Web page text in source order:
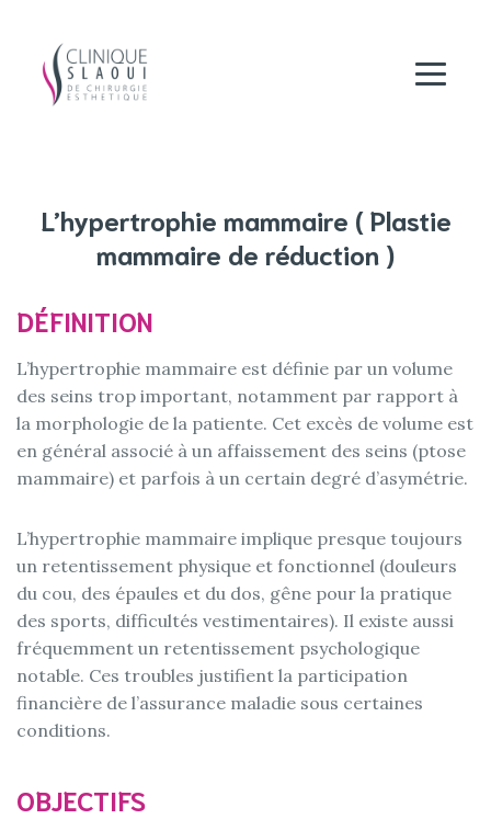
L’hypertrophie mammaire ( Plastie
mammaire de réduction )
DÉFINITION
L’hypertrophie mammaire est définie par un volume
des seins trop important, notamment par rapport à
la morphologie de la patiente. Cet excès de volume est
en général associé à un affaissement des seins (ptose
mammaire) et parfois à un certain degré d’asymétrie.
L’hypertrophie mammaire implique presque toujours
un retentissement physique et fonctionnel (douleurs
du cou, des épaules et du dos, gêne pour la pratique
des sports, difficultés vestimentaires). Il existe aussi
fréquemment un retentissement psychologique
notable. Ces troubles justifient la participation
financière de l’assurance maladie sous certaines
conditions.
OBJECTIFS